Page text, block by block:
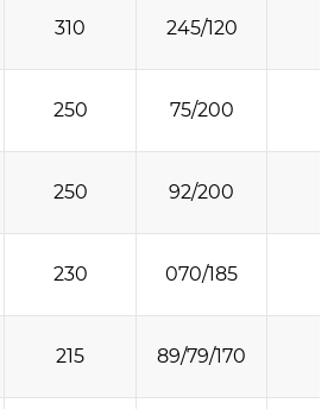
310 245/120
250 75/200
250 92/200
230 070/185
215 89/79/170